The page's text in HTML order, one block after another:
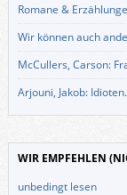
Romane &
Wir können auch
McCullers, Carson:
Arjouni, Jakob:
WIR EMPFEHLEN
unbedingt lesen